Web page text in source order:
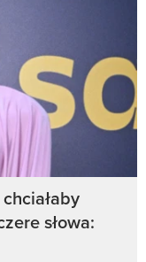
słowa: